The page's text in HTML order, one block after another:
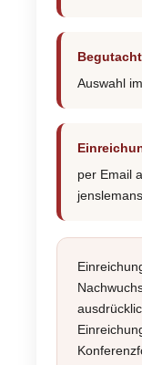
Auswahl
per Email